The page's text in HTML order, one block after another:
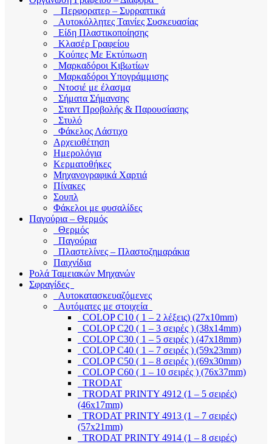
Περφορατερ – Συρραπτικά
Αυτοκόλλητες Ταινίες Συσκευασίας
Είδη Πλαστικοποίησης
Κλασέρ Γραφείου
Κούπες Με Εκτύπωση
Μαρκαδόροι Κιβωτίων
Μαρκαδόροι Υπογράμμισης
Ντοσιέ με έλασμα
Σήματα Σήμανσης
Σταντ Προβολής & Παρουσίασης
Στυλό
Φάκελος Λάστιχο
Αρχειοθέτηση
Ημερολόγια
Κερματοθήκες
Μηχανογραφικά Χαρτιά
Πίνακες
Σουπλ
Φάκελοι με φυσαλίδες
Παγούρια – Θερμός
Θερμός
Παγούρια
Πλαστελίνες – Πλαστοζημαράκια
Παιχνίδια
Ρολά Ταμειακών Μηχανών
Σφραγίδες
Αυτοκατασκευαζόμενες
Αυτόματες με στοιχεία
COLOP C10 ( 1 – 2 λέξεις) (27x10mm)
COLOP C20 ( 1 – 3 σειρές ) (38x14mm)
COLOP C30 ( 1 – 5 σειρές ) (47x18mm)
COLOP C40 ( 1 – 7 σειρές ) (59x23mm)
COLOP C50 ( 1 – 8 σειρές ) (69x30mm)
COLOP C60 ( 1 – 10 σειρές ) (76x37mm)
TRODAT
TRODAT PRINTY 4912 (1 – 5 σειρές)
(46x17mm)
TRODAT PRINTY 4913 (1 – 7 σειρές)
(57x21mm)
TRODAT PRINTY 4914 (1 – 8 σειρές)